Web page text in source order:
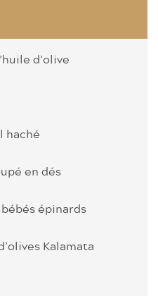
d’olive
haché
en dés
épinards
Kalamata